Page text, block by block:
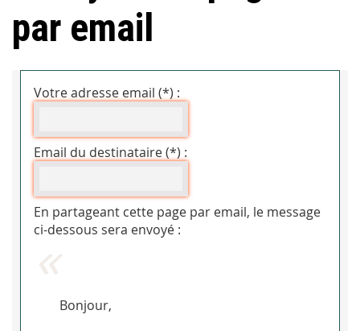
par email
Votre adresse email (*) :
Email du destinataire (*) :
En partageant cette page par email, le message
ci-dessous sera envoyé :
Bonjour,